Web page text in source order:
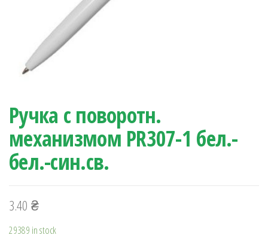
Ручка с поворотн.
механизмом PR307-1 бел.-
бел.-син.св.
3.40 ₴
29389 in stock